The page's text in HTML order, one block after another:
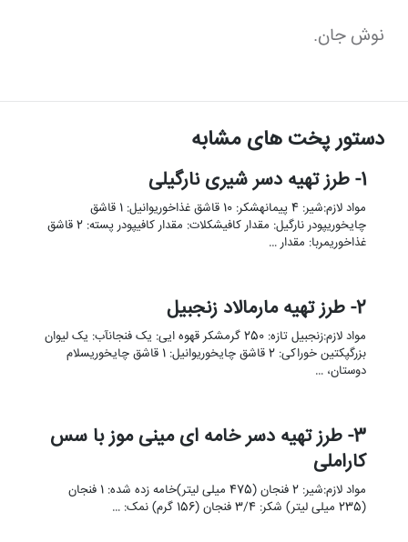
نوش جان.
دستور پخت های مشابه
1- طرز تهیه دسر شیری نارگیلی
مواد لازم:شیر: 4 پیمانهشکر: 10 قاشق غذاخوریوانیل: 1 قاشق
چایخوریپودر نارگیل: مقدار کافیشکلات: مقدار کافیپودر پسته: 2 قاشق
غذاخوریمربا: مقدار …
2- طرز تهیه مارمالاد زنجبیل
مواد لازم:زنجبیل تازه: 250 گرمشکر قهوه ایی: یک فنجانآب: یک لیوان
بزرگپکتین خوراکی: 2 قاشق چایخوریوانیل: 1 قاشق چایخوریسلام
دوستان، …
3- طرز تهیه دسر خامه ای مینی موز با سس
کاراملی
مواد لازم:شیر: 2 فنجان (475 میلی لیتر)خامه زده شده: 1 فنجان
(235 میلی لیتر) شکر: 3/4 فنجان (156 گرم) نمک: …